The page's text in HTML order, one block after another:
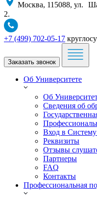
Москва, 115088, ул.
2.
+7 (499) 702-05-17
Заказать звонок
Об Университете
Об
Сведения об
Вход в
Реквизиты
Отзывы
Партнеры
FAQ
Контакты
Профессиональная